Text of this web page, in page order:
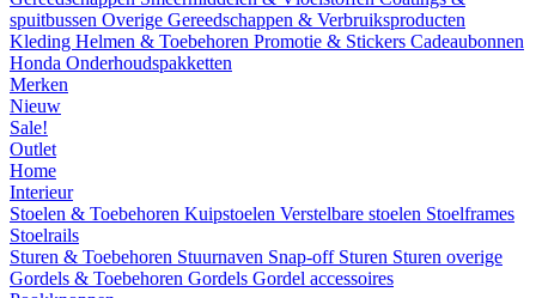
spuitbussen Overige Gereedschappen & Verbruiksproducten
Kleding Helmen & Toebehoren Promotie & Stickers Cadeaubonnen
Honda Onderhoudspakketten
Merken
Nieuw
Sale!
Outlet
Home
Interieur
Stoelen & Toebehoren Kuipstoelen Verstelbare stoelen Stoelframes
Stoelrails
Sturen & Toebehoren Stuurnaven Snap-off Sturen Sturen overige
Gordels & Toebehoren Gordels Gordel accessoires